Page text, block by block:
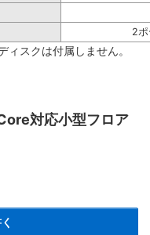
2
スクは付属しません。
対応小型フロア